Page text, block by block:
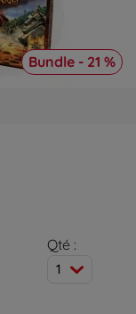
Bundle - 21 %
Qté :
1